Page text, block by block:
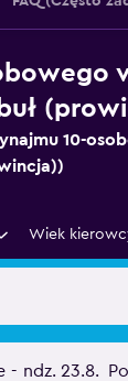
10-
Wiek
- ndz. 23.8.